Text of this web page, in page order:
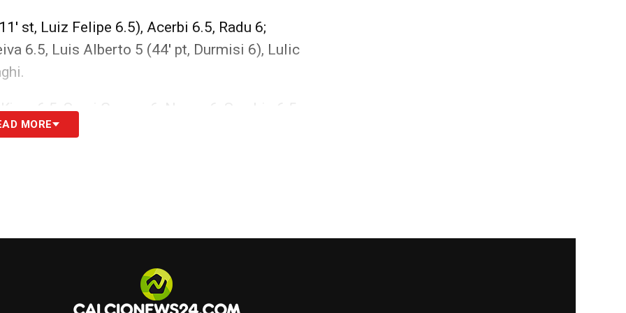
st, Luiz Felipe 6.5), Acerbi 6.5, Radu 6;
6.5, Luis Alberto 5 (44′ pt, Durmisi 6), Lulic
6.5, Sergi Gomez 6; Navas 6, Sarabia 6.5
Escudero 7 (30′ st, Promes 6); Andrè Silva
accade, è lui, questa volta insieme a Luiz
MORE